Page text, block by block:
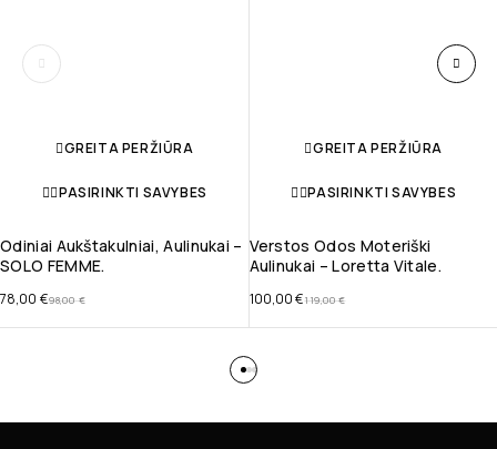
GREITA PERŽIŪRA
PASIRINKTI SAVYBES
Odiniai Aukštakulniai, Aulinukai –
SOLO FEMME.
98,00€
78,00 €
GREITA PERŽIŪRA
PASIRINKTI SAVYBES
Verstos Odos Moteriški
Aulinukai – Loretta Vitale.
119,00€
100,00€